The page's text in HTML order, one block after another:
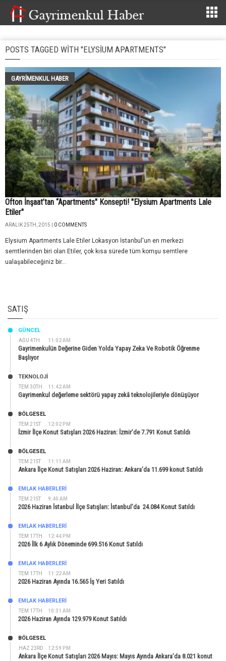
POSTS TAGGED WITH "ELYSIUM APARTMENTS"
GAYRIMENKUL HABER
Ofton İnşaat’tan “Apartments" Konsepti! "Elysium Apartments Lale
Etiler"
ARALIK 25TH, 2015 | 0 COMMENTS
Elysium Apartments Lale Etiler Lokasyon İstanbul'un en merkezi
semtlerinden biri olan Etiler, çok kısa sürede tüm komşu semtlere
ualaşabileceğiniz bir...
SATIŞ
AĞU 4TH 11:02 AM
GÜNCEL
Gayrimenkulün Değerine Giden Yolda Yapay Zeka Ve Robotik Öğrenme
Başlıyor
TEM 30TH 11:42 AM
TEKNOLOJİ
Gayrimenkul değerleme sektörü yapay zekâ teknolojileriyle dönüşüyor
TEM 21ST 12:02 PM
BÖLGESEL
İzmir İlçe Konut Satışları 2026 Haziran: İzmir’de 7.791 Konut Satıldı
TEM 21ST 11:11 AM
BÖLGESEL
Ankara İlçe Konut Satışları 2026 Haziran: Ankara’da 11.699 konut Satıldı
TEM 21ST 9:40 AM
EMLAK HABERLERI
2026 Haziran İstanbul İlçe Satışları: İstanbul’da 24.084 Konut Satıldı
TEM 17TH 12:44 PM
EMLAK HABERLERI
2026 İlk 6 Aylık Döneminde 699.516 Konut Satıldı
TEM 17TH 11:22 AM
EMLAK HABERLERI
2026 Haziran Ayında 16.565 İş Yeri Satıldı
TEM 17TH 10:31 AM
EMLAK HABERLERI
2026 Haziran Ayında 129.979 Konut Satıldı
HAZ 23RD 12:59 PM
BÖLGESEL
Ankara İlçe Konut Satışları 2026 Mayıs: Mayıs Ayında Ankara’da 8.021 konut